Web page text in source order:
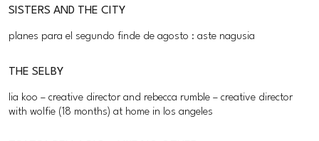
SISTERS AND THE CITY
planes para el segundo finde de agosto : aste nagusia
THE SELBY
lia koo – creative director and rebecca rumble – creative director
with wolfie (18 months) at home in los angeles